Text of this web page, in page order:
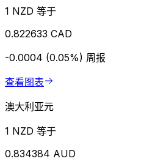
1 NZD 等于
0.822633 CAD
-0.0004 (0.05%) 周报
查看图表
澳大利亚元
1 NZD 等于
0.834384 AUD